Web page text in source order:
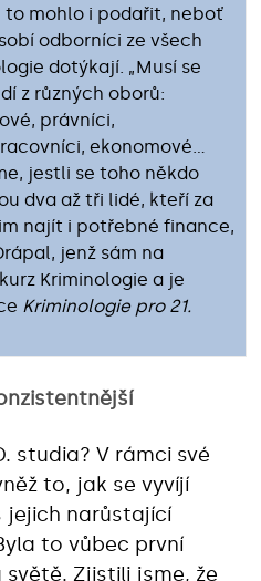
to mohlo i podařit, neboť
odborníci ze všech
dotýkají. „Musí se
z různých oborů:
právníci,
ekonomové…
jestli se toho někdo
dva až tři lidé, kteří za
najít i potřebné finance,
jenž sám na
Kriminologie a je
Kriminologie pro 21.
studia? V rámci své
to, jak se vyvíjí
jejich narůstající
to vůbec první
Zjistili jsme, že